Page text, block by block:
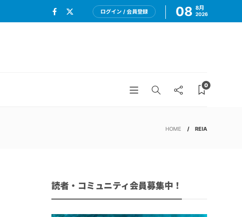
ログイン / 会員登録 08 8月
2026
0
HOME REIA
読者・コミュニティ会員募集中！